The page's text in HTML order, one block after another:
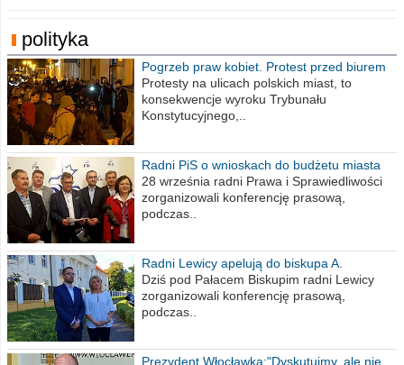
polityka
Pogrzeb praw kobiet. Protest przed biurem
poselskim PiS
Protesty na ulicach polskich miast, to
konsekwencje wyroku Trybunału
Konstytucyjnego,..
Radni PiS o wnioskach do budżetu miasta
na 2021 rok
28 września radni Prawa i Sprawiedliwości
zorganizowali konferencję prasową,
podczas..
Radni Lewicy apelują do biskupa A.
Wiesława Meringa
Dziś pod Pałacem Biskupim radni Lewicy
zorganizowali konferencję prasową,
podczas..
Prezydent Włocławka:"Dyskutujmy, ale nie